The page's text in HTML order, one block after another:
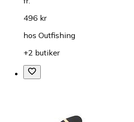
496 kr
hos Outfishing
+2 butiker